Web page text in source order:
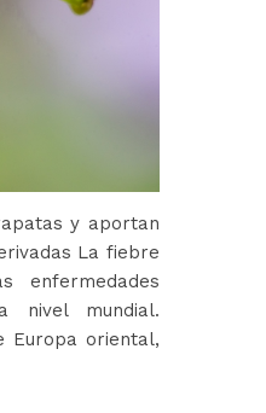
y aportan
La fiebre
enfermedades
nivel mundial.
Europa oriental,